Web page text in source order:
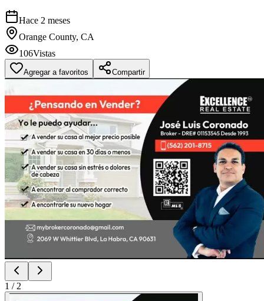
Hace 2 meses
Orange County, CA
106Vistas
Agregar a favoritos Compartir
1 / 2